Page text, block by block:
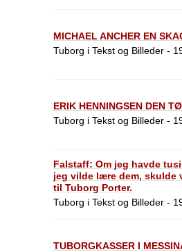
MICHAEL ANCHER EN
Tuborg i Tekst og Billeder -
ERIK HENNINGSEN DEN
Tuborg i Tekst og Billeder -
Falstaff: Om jeg havde
jeg vilde lære dem, skulde
til Tuborg Porter.
Tuborg i Tekst og Billeder -
TUBORGKASSER I